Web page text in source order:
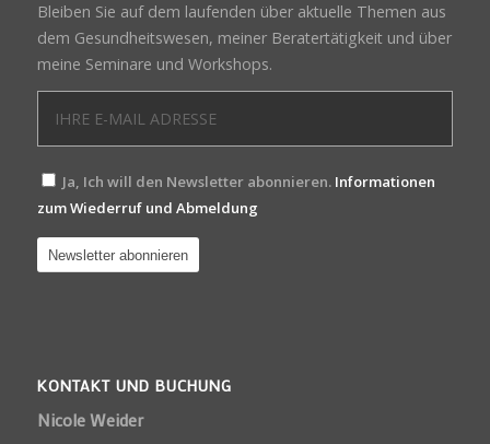
Bleiben Sie auf dem laufenden über aktuelle Themen aus
dem Gesundheitswesen, meiner Beratertätigkeit und über
meine Seminare und Workshops.
Ja, Ich will den Newsletter abonnieren. Informationen
zum Wiederruf und Abmeldung
KONTAKT UND BUCHUNG
Nicole Weider